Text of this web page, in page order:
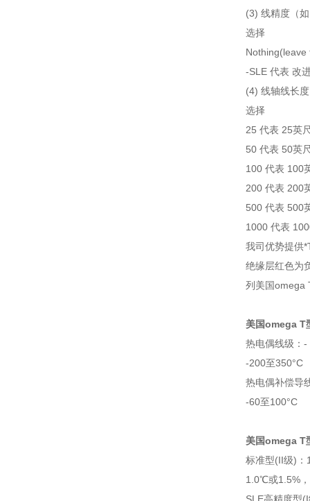
(3) 线精度（
选择
Nothing(leave
-SLE 代表 改
(4) 线轴线长度
选择
25 代表 25英
50 代表 50英
100 代表 100
200 代表 200
500 代表 500
1000 代表
我司优势提供
绝缘层红色为
列美国omega
美国omega T
热电偶线级：
-200至350°C
热电偶补偿导
-60至100°C
美国omega T
标准型(II级)：
1.0℃或1.5%